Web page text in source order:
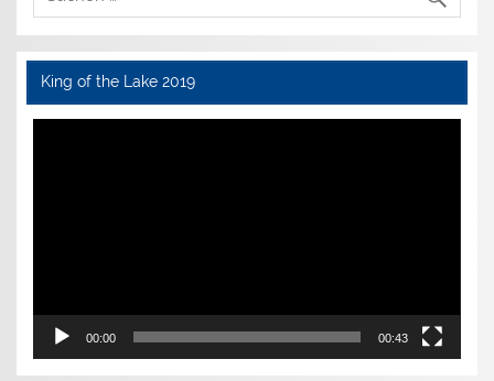
King of the Lake 2019
00:00 00:43